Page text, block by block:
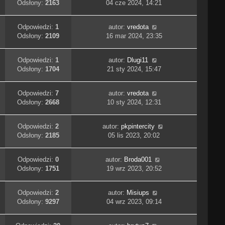
Odsłony: 2163 04 cze 2024, 14:21
Odpowiedzi: 1
Odsłony: 2109
autor: vredota
16 mar 2024, 23:35
Odpowiedzi: 1
Odsłony: 1704
autor: Dlugi11
21 sty 2024, 15:47
Odpowiedzi: 7
Odsłony: 2668
autor: vredota
10 sty 2024, 12:31
Odpowiedzi: 2
Odsłony: 2185
autor: pkpintercity
05 lis 2023, 20:02
Odpowiedzi: 0
Odsłony: 1751
autor: Broda001
19 wrz 2023, 20:52
Odpowiedzi: 2
Odsłony: 9297
autor: Misiups
04 wrz 2023, 09:14